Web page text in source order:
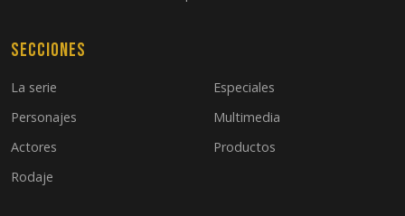
Secciones
La serie
Personajes
Actores
Rodaje
Especiales
Multimedia
Productos